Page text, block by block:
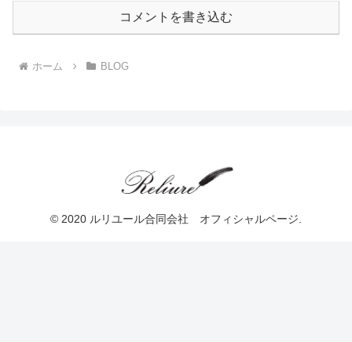
コメントを書き込む
ホーム BLOG
© 2020 ルリユール合同会社 オフィシャルページ.